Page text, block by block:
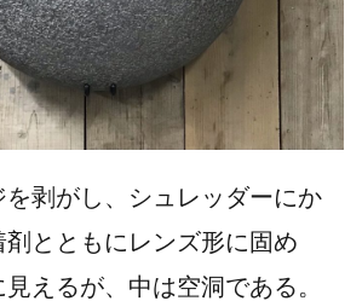
剥がし、シュレッダーにか
とともにレンズ形に固め
えるが、中は空洞である。